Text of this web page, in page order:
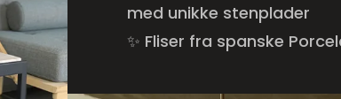
med unikke stenplader
✨ Fliser fra spanske